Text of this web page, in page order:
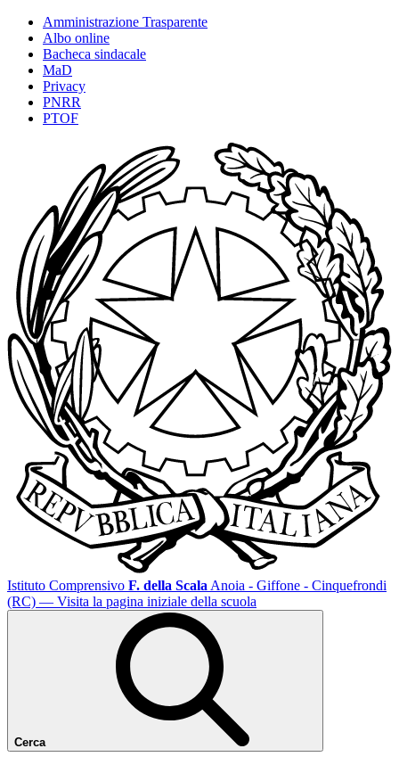
Amministrazione Trasparente
Albo online
Bacheca sindacale
MaD
Privacy
PNRR
PTOF
Istituto Comprensivo F. della Scala Anoia - Giffone - Cinquefrondi
(RC) — Visita la pagina iniziale della scuola
Cerca